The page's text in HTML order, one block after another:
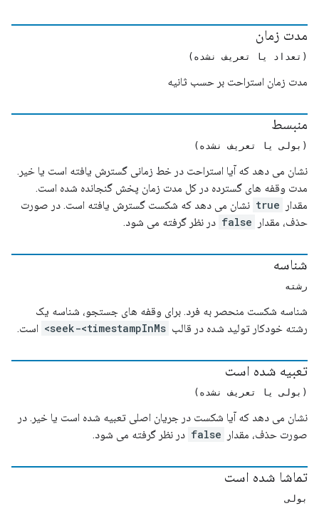
مدت زمان
(تعداد یا تعریف نشده)
مدت زمان استراحت بر حسب ثانیه
منبسط
(بولی یا تعریف نشده)
نشان می دهد که آیا استراحت در خط زمانی گسترش یافته است یا خیر.
مدت وقفه های گسترده در کل مدت زمان پخش گنجانده شده است.
مقدار
true نشان می دهد که شکست گسترش یافته است. در صورت
حذف، مقدار
false در نظر گرفته می شود.
شناسه
رشته
شناسه شکست منحصر به فرد. برای وقفه های جستجو، شناسه یک
رشته خودکار تولید شده در قالب seek-<timestampInMs> است.
تعبیه شده است
(بولی یا تعریف نشده)
نشان می دهد که آیا شکست در جریان اصلی تعبیه شده است یا خیر. در
صورت حذف، مقدار
false در نظر گرفته می شود.
تماشا شده است
بولی